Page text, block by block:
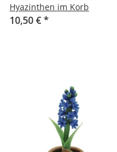
Hyazinthen im Korb
10,50 €*